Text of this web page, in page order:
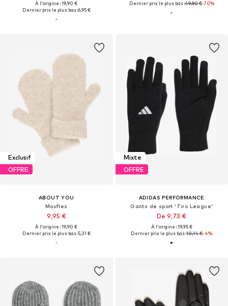
À l'origine : 19,90 €
Dernier prix le plus bas :6,95 €
Dernier prix le plus bas :49,90 €-70%
Exclusif
OFFRE
ABOUT YOU
Moufles
9,95 €
À l'origine : 19,90 €
Dernier prix le plus bas :5,31 €
Mixte
OFFRE
ADIDAS PERFORMANCE
Gants de sport 'Tiro League'
De 9,73 €
À l'origine : 19,95 €
Dernier prix le plus bas :10,14 €-4%